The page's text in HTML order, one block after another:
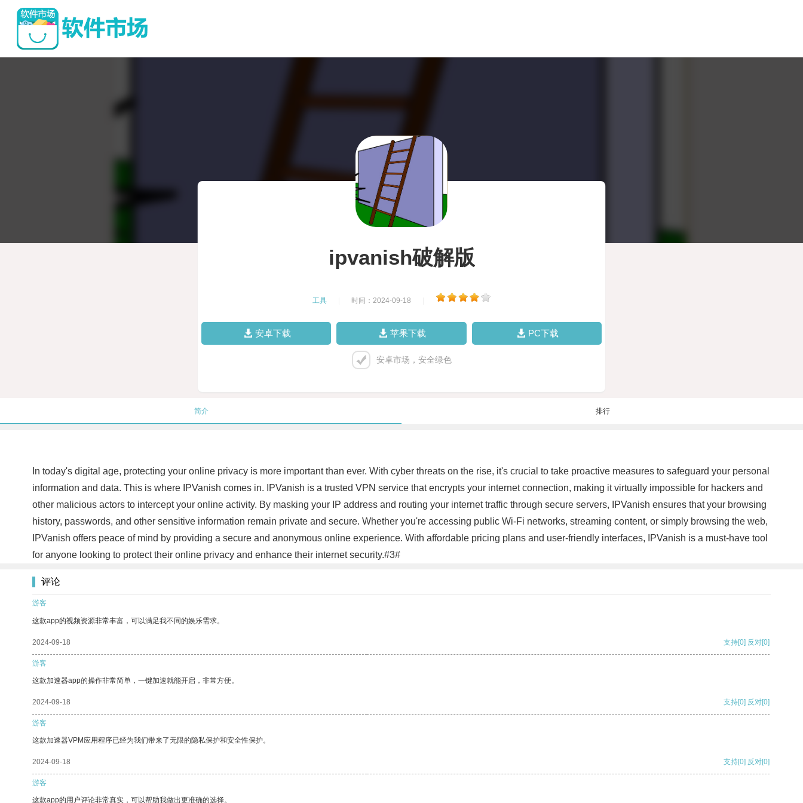
ipvanish破解版
工具 时间：2024-09-18
安卓下载 苹果下载 PC下载
安卓市场，安全绿色
简介 排行
In today's digital age, protecting your online privacy is more important than ever. With cyber threats on the rise, it's crucial to take proactive measures to safeguard your personal
information and data. This is where IPVanish comes in. IPVanish is a trusted VPN service that encrypts your internet connection, making it virtually impossible for hackers and
other malicious actors to intercept your online activity. By masking your IP address and routing your internet traffic through secure servers, IPVanish ensures that your browsing
history, passwords, and other sensitive information remain private and secure. Whether you're accessing public Wi-Fi networks, streaming content, or simply browsing the web,
IPVanish offers peace of mind by providing a secure and anonymous online experience. With affordable pricing plans and user-friendly interfaces, IPVanish is a must-have tool
for anyone looking to protect their online privacy and enhance their internet security.#3#
评论
游客
这款app的视频资源非常丰富，可以满足我不同的娱乐需求。
2024-09-18 支持[0] 反对[0]
游客
这款加速器app的操作非常简单，一键加速就能开启，非常方便。
2024-09-18 支持[0] 反对[0]
游客
这款加速器VPM应用程序已经为我们带来了无限的隐私保护和安全性保护。
2024-09-18 支持[0] 反对[0]
游客
这款app的用户评论非常真实，可以帮助我做出更准确的选择。